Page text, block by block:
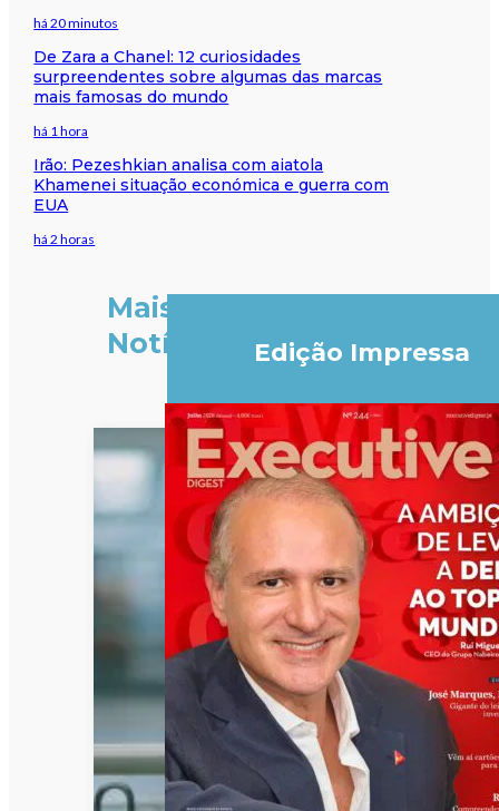
há 20 minutos
De Zara a Chanel: 12 curiosidades
surpreendentes sobre algumas das marcas
mais famosas do mundo
há 1 hora
Irão: Pezeshkian analisa com aiatola
Khamenei situação económica e guerra com
EUA
há 2 horas
Mais
Notícias
Edição Impressa